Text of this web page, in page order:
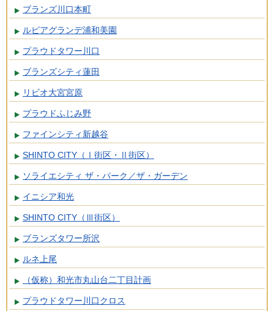
ブランズ川口本町
ルピアグランデ浦和美園
プラウドタワー川口
ブランズシティ蓮田
リビオ大宮宮原
プラウドふじみ野
ファインシティ新越谷
SHINTO CITY（Ⅰ街区・Ⅱ街区）
ソライエシティ ザ・パーク／ザ・ガーデン
イニシア和光
SHINTO CITY（Ⅲ街区）
ブランズタワー所沢
ルネ上尾
（仮称）和光市丸山台二丁目計画
プラウドタワー川口クロス